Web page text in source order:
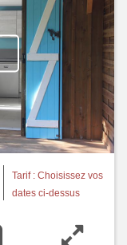
Tarif : Choisissez vos
dates ci-dessus